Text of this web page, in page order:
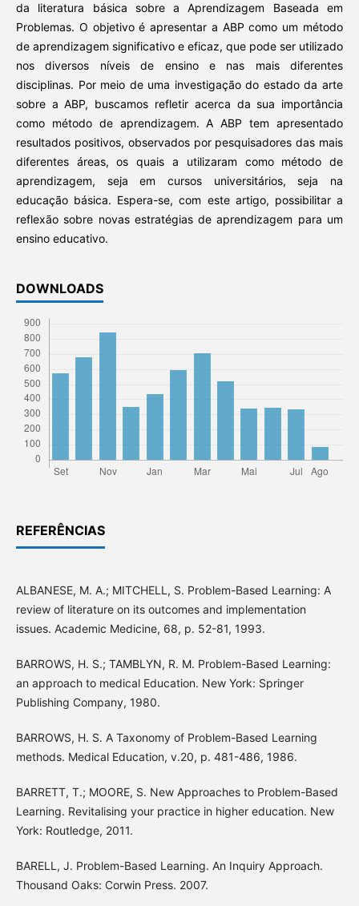
da literatura básica sobre a Aprendizagem Baseada em
Problemas. O objetivo é apresentar a ABP como um método
de aprendizagem significativo e eficaz, que pode ser utilizado
nos diversos níveis de ensino e nas mais diferentes
disciplinas. Por meio de uma investigação do estado da arte
sobre a ABP, buscamos refletir acerca da sua importância
como método de aprendizagem. A ABP tem apresentado
resultados positivos, observados por pesquisadores das mais
diferentes áreas, os quais a utilizaram como método de
aprendizagem, seja em cursos universitários, seja na
educação básica. Espera-se, com este artigo, possibilitar a
reflexão sobre novas estratégias de aprendizagem para um
ensino educativo.
DOWNLOADS
REFERÊNCIAS
ALBANESE, M. A.; MITCHELL, S. Problem-Based Learning: A
review of literature on its outcomes and implementation
issues. Academic Medicine, 68, p. 52-81, 1993.
BARROWS, H. S.; TAMBLYN, R. M. Problem-Based Learning:
an approach to medical Education. New York: Springer
Publishing Company, 1980.
BARROWS, H. S. A Taxonomy of Problem-Based Learning
methods. Medical Education, v.20, p. 481-486, 1986.
BARRETT, T.; MOORE, S. New Approaches to Problem-Based
Learning. Revitalising your practice in higher education. New
York: Routledge, 2011.
BARELL, J. Problem-Based Learning. An Inquiry Approach.
Thousand Oaks: Corwin Press. 2007.